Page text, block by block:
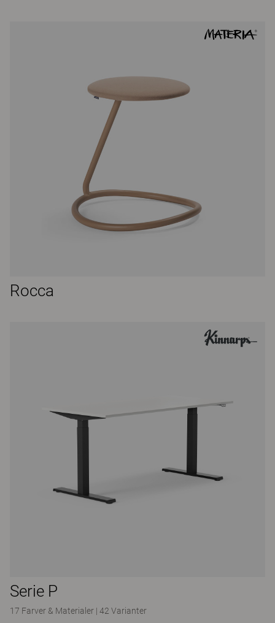
Rocca
Serie P
17 Farver & Materialer | 42 Varianter